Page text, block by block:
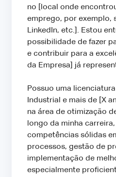
no [local onde
emprego, por exemplo,
LinkedIn, etc.]. Estou
possibilidade de fazer
e contribuir para a
da Empresa] já
Possuo uma
Industrial e mais de [X
na área de otimização
longo da minha
competências sólidas
processos, gestão de
implementação de
especialmente